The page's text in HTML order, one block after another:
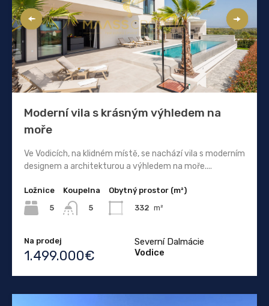
Moderní vila s krásným výhledem na
moře
Ve Vodicích, na klidném místě, se nachází vila s moderním
designem a architekturou a výhledem na moře....
Ložnice
5
Koupelna
5
Obytný prostor (m²)
332 m²
Na prodej
1.499.000€
Severní Dalmácie
Vodice